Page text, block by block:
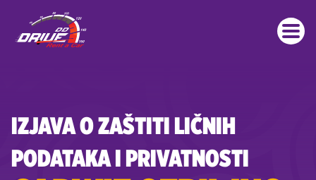
Preskoči
na
IZJAVA O ZAŠTITI LIČNIH
PODATAKA I PRIVATNOSTI